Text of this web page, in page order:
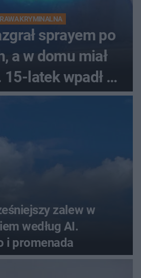
KRYMINALNA
sprayem po
a w domu miał
latek wpadł w
policjantów
zalew w
według AI.
i promenada